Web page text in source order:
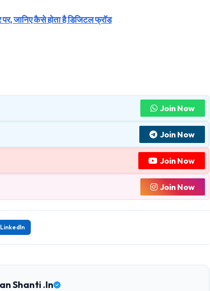
जानिए कैसे होता है डिजिटल फ्रॉड
Join Now
Join Now
Join Now
Join Now
LinkedIn
Shanti .In